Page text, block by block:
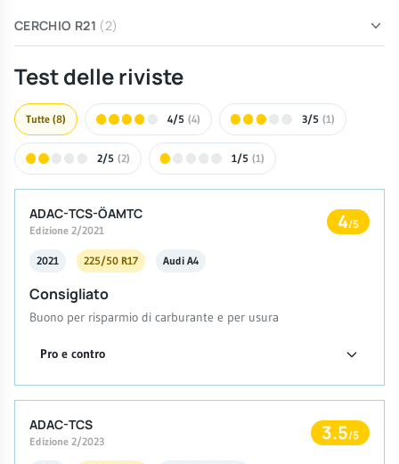
CERCHIO R21 (2)
Test delle riviste
Tutte (8) 4/5 (4) 3/5 (1)
2/5 (2) 1/5 (1)
ADAC-TCS-ÖAMTC
Edizione 2/2021 4/5
2021 225/50 R17 Audi A4
Consigliato
Buono per risparmio di carburante e per usura
Pro e contro
ADAC-TCS
Edizione 2/2023 3.5/5